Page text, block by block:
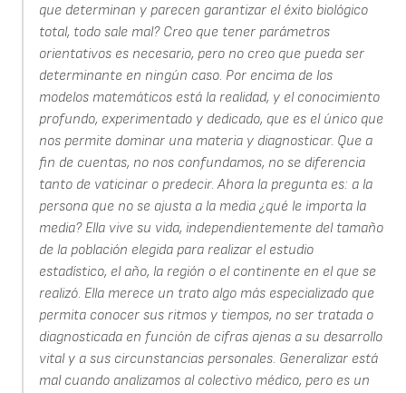
que determinan y parecen garantizar el éxito biológico
total, todo sale mal? Creo que tener parámetros
orientativos es necesario, pero no creo que pueda ser
determinante en ningún caso. Por encima de los
modelos matemáticos está la realidad, y el conocimiento
profundo, experimentado y dedicado, que es el único que
nos permite dominar una materia y diagnosticar. Que a
fin de cuentas, no nos confundamos, no se diferencia
tanto de vaticinar o predecir. Ahora la pregunta es: a la
persona que no se ajusta a la media ¿qué le importa la
media? Ella vive su vida, independientemente del tamaño
de la población elegida para realizar el estudio
estadístico, el año, la región o el continente en el que se
realizó. Ella merece un trato algo más especializado que
permita conocer sus ritmos y tiempos, no ser tratada o
diagnosticada en función de cifras ajenas a su desarrollo
vital y a sus circunstancias personales. Generalizar está
mal cuando analizamos al colectivo médico, pero es un